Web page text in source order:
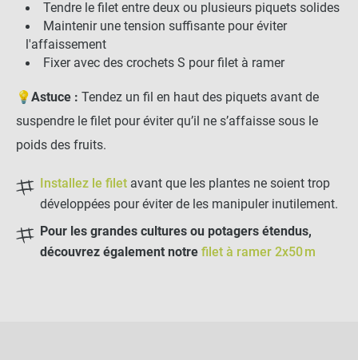
Corde en fibre de sisal bio -
- +
- 50m
4,90 € - +
Tendre le filet entre deux ou plusieurs piquets solides
Maintenir une tension suffisante pour éviter
l'affaissement
Fixer avec des crochets S pour filet à ramer
💡Astuce : Tendez un fil en haut des piquets avant de
suspendre le filet pour éviter qu’il ne s’affaisse sous le
poids des fruits.
Installez le filet avant que les plantes ne soient trop
développées pour éviter de les manipuler inutilement.
Pour les grandes cultures ou potagers étendus,
découvrez également notre filet à ramer 2x50 m